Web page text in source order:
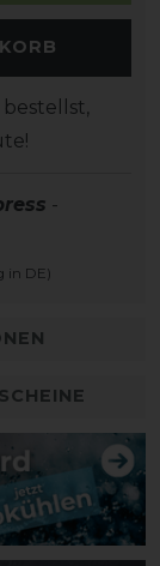
bestellst,
-
in DE)